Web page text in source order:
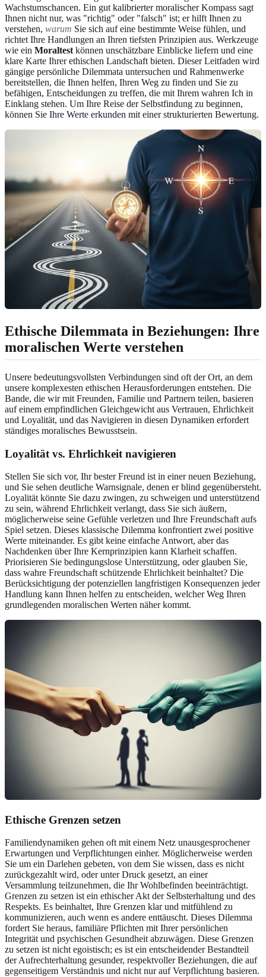
Wachstumschancen. Ein gut kalibrierter moralischer Kompass sagt
Ihnen nicht nur, was "richtig" oder "falsch" ist; er hilft Ihnen zu
verstehen, warum Sie sich auf eine bestimmte Weise fühlen, und
richtet Ihre Handlungen an Ihren tiefsten Prinzipien aus. Werkzeuge
wie ein Moraltest können unschätzbare Einblicke liefern und eine
klare Karte Ihrer ethischen Landschaft bieten. Dieser Leitfaden wird
gängige persönliche Dilemmata untersuchen und Rahmenwerke
bereitstellen, die Ihnen helfen, Ihren Weg zu finden und Sie zu
befähigen, Entscheidungen zu treffen, die mit Ihrem wahren Ich in
Einklang stehen. Um Ihre Reise der Selbstfindung zu beginnen,
können Sie Ihre Werte erkunden mit einer strukturierten Bewertung.
Ethische Dilemmata in Beziehungen: Ihre
moralischen Werte verstehen
Unsere bedeutungsvollsten Verbindungen sind oft der Ort, an dem
unsere komplexesten ethischen Herausforderungen entstehen. Die
Bande, die wir mit Freunden, Familie und Partnern teilen, basieren
auf einem empfindlichen Gleichgewicht aus Vertrauen, Ehrlichkeit
und Loyalität, und das Navigieren in diesen Dynamiken erfordert
ständiges moralisches Bewusstsein.
Loyalität vs. Ehrlichkeit navigieren
Stellen Sie sich vor, Ihr bester Freund ist in einer neuen Beziehung,
und Sie sehen deutliche Warnsignale, denen er blind gegenübersteht.
Loyalität könnte Sie dazu zwingen, zu schweigen und unterstützend
zu sein, während Ehrlichkeit verlangt, dass Sie sich äußern,
möglicherweise seine Gefühle verletzen und Ihre Freundschaft aufs
Spiel setzen. Dieses klassische Dilemma konfrontiert zwei positive
Werte miteinander. Es gibt keine einfache Antwort, aber das
Nachdenken über Ihre Kernprinzipien kann Klarheit schaffen.
Priorisieren Sie bedingungslose Unterstützung, oder glauben Sie,
dass wahre Freundschaft schützende Ehrlichkeit beinhaltet? Die
Berücksichtigung der potenziellen langfristigen Konsequenzen jeder
Handlung kann Ihnen helfen zu entscheiden, welcher Weg Ihren
grundlegenden moralischen Werten näher kommt.
Ethische Grenzen setzen
Familiendynamiken gehen oft mit einem Netz unausgesprochener
Erwartungen und Verpflichtungen einher. Möglicherweise werden
Sie um ein Darlehen gebeten, von dem Sie wissen, dass es nicht
zurückgezahlt wird, oder unter Druck gesetzt, an einer
Versammlung teilzunehmen, die Ihr Wohlbefinden beeinträchtigt.
Grenzen zu setzen ist ein ethischer Akt der Selbsterhaltung und des
Respekts. Es beinhaltet, Ihre Grenzen klar und mitfühlend zu
kommunizieren, auch wenn es andere enttäuscht. Dieses Dilemma
fordert Sie heraus, familiäre Pflichten mit Ihrer persönlichen
Integrität und psychischen Gesundheit abzuwägen. Diese Grenzen
zu setzen ist nicht egoistisch; es ist ein entscheidender Bestandteil
der Aufrechterhaltung gesunder, respektvoller Beziehungen, die auf
gegenseitigem Verständnis und nicht nur auf Verpflichtung basieren.